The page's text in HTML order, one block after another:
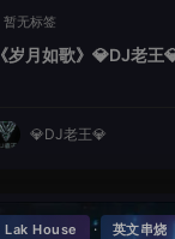
暂无标签
《岁月如歌》💎DJ老王
💎DJ老王💎
Lak House · 英文串烧